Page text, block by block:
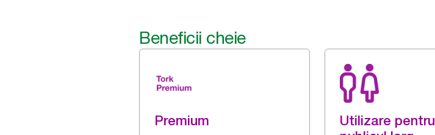
Beneficii cheie
Premium
Utilizare pentru